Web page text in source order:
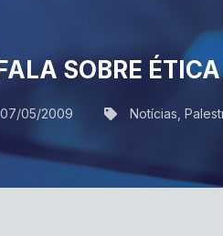
SOBRE
07/05/2009 Notícias